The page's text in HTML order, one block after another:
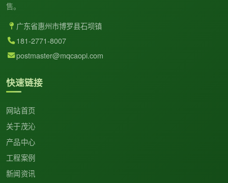
售。
广东省惠州市博罗县石坝镇
181-2771-8007
postmaster@mqcaopi.com
快速链接
网站首页
关于茂沁
产品中心
工程案例
新闻资讯